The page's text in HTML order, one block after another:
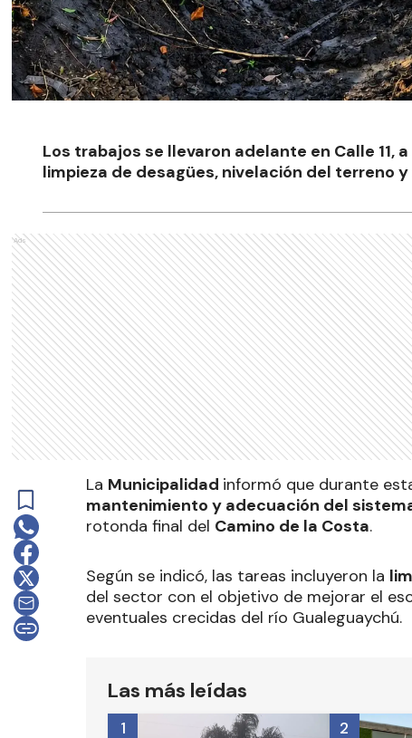
Los trabajos se llevaron adelante en Calle 11,
limpieza de desagües, nivelación del terreno
Ads
La Municipalidad informó que durante
mantenimiento y adecuación del
rotonda final del Camino de la Costa.
Según se indicó, las tareas incluyeron la
del sector con el objetivo de mejorar el
eventuales crecidas del río Gualeguaychú.
Las más leídas
1 2